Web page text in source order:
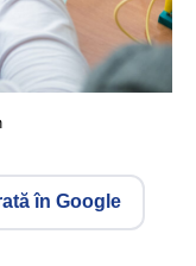
în Google